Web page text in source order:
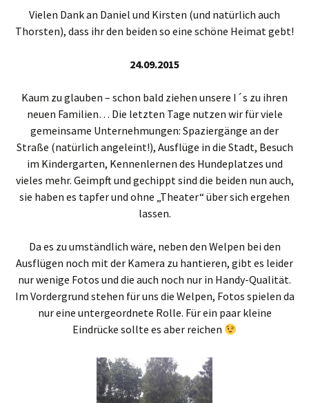
Vielen Dank an Daniel und Kirsten (und natürlich auch
Thorsten), dass ihr den beiden so eine schöne Heimat gebt!
24.09.2015
Kaum zu glauben – schon bald ziehen unsere I´s zu ihren
neuen Familien… Die letzten Tage nutzen wir für viele
gemeinsame Unternehmungen: Spaziergänge an der
Straße (natürlich angeleint!), Ausflüge in die Stadt, Besuch
im Kindergarten, Kennenlernen des Hundeplatzes und
vieles mehr. Geimpft und gechippt sind die beiden nun auch,
sie haben es tapfer und ohne „Theater“ über sich ergehen
lassen.
Da es zu umständlich wäre, neben den Welpen bei den
Ausflügen noch mit der Kamera zu hantieren, gibt es leider
nur wenige Fotos und die auch noch nur in Handy-Qualität.
Im Vordergrund stehen für uns die Welpen, Fotos spielen da
nur eine untergeordnete Rolle. Für ein paar kleine
Eindrücke sollte es aber reichen